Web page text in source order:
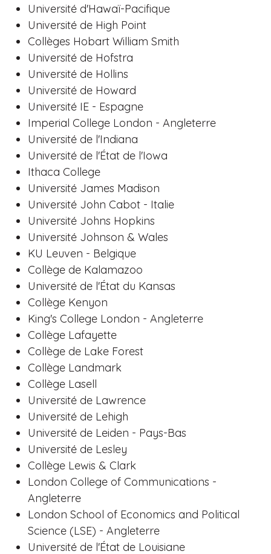
Université d'Hawaï-Pacifique
Université de High Point
Collèges Hobart William Smith
Université de Hofstra
Université de Hollins
Université de Howard
Université IE - Espagne
Imperial College London - Angleterre
Université de l'Indiana
Université de l'État de l'Iowa
Ithaca College
Université James Madison
Université John Cabot - Italie
Université Johns Hopkins
Université Johnson & Wales
KU Leuven - Belgique
Collège de Kalamazoo
Université de l'État du Kansas
Collège Kenyon
King's College London - Angleterre
Collège Lafayette
Collège de Lake Forest
Collège Landmark
Collège Lasell
Université de Lawrence
Université de Lehigh
Université de Leiden - Pays-Bas
Université de Lesley
Collège Lewis & Clark
London College of Communications -
Angleterre
London School of Economics and Political
Science (LSE) - Angleterre
Université de l'État de Louisiane